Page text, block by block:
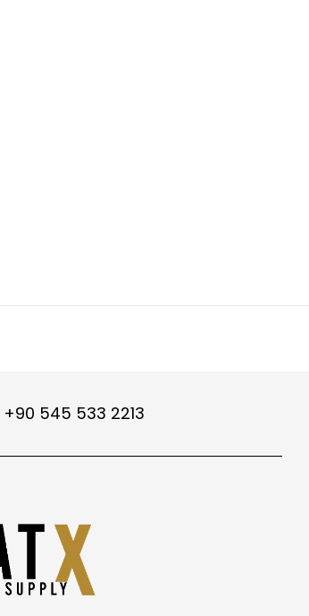
+90 545 533 2213